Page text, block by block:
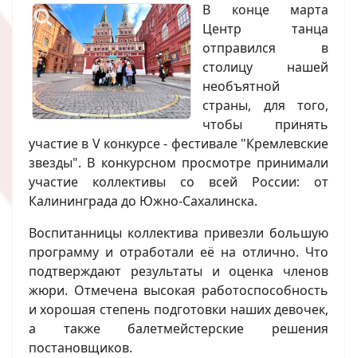
В конце марта
Центр танца
отправился в
столицу нашей
необъятной
страны, для того,
чтобы принять
участие в V конкурсе - фестивале "Кремлевские
звезды". В конкурсном просмотре принимали
участие коллективы со всей России: от
Калининграда до Южно-Сахалинска.
Воспитанницы коллектива привезли большую
программу и отработали её на отлично. Что
подтверждают результаты и оценка членов
жюри. Отмечена высокая работоспособность
и хорошая степень подготовки наших девочек,
а также балетмейстерские решения
постановщиков.